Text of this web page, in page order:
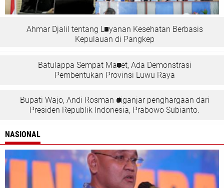
Ahmar Djalil tentang Layanan Kesehatan Berbasis
Kepulauan di Pangkep
Batulappa Sempat Macet, Ada Demonstrasi
Pembentukan Provinsi Luwu Raya
Bupati Wajo, Andi Rosman diganjar penghargaan dari
Presiden Republik Indonesia, Prabowo Subianto.
NASIONAL